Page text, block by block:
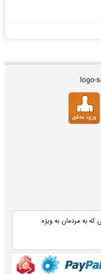
که به مردمان به ویژه